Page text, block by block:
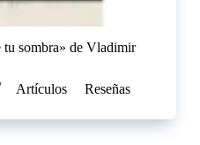
sombra» de Vladimir
Artículos Reseñas